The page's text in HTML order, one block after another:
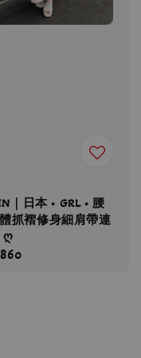
｜日本 • GRL • 腰
抓褶修身細肩帶連
ღ